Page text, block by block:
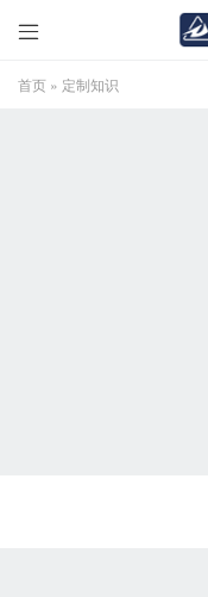

首页 » 定制知识